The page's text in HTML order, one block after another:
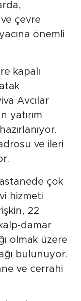
çevre
önemli
kapalı
Avcılar
yatırım
ve ileri
çok
hizmeti
22
damar
olmak üzere
bulunuyor.
ve cerrahi